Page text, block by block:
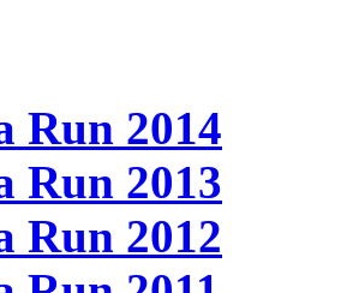
Run 2014
Run 2013
Run 2012